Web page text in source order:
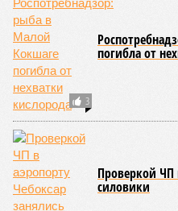
3
погибла от
Проверкой ЧП
силовики